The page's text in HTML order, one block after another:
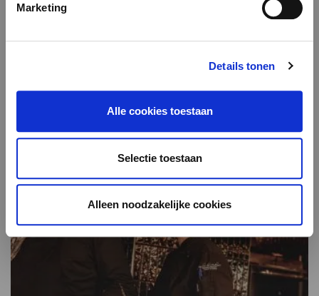
Marketing
Details tonen
Alle cookies toestaan
Selectie toestaan
Alleen noodzakelijke cookies